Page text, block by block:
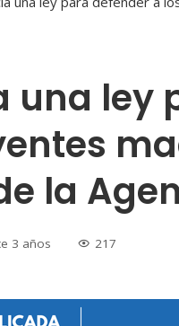
una ley
la
3 años 217